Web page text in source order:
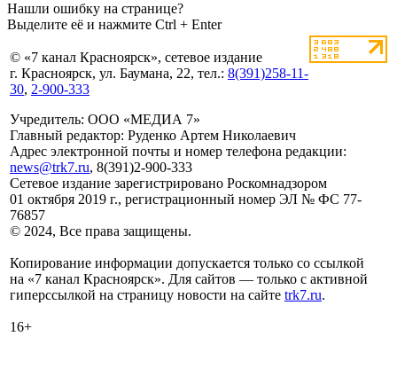
Нашли ошибку на странице?
Выделите её и нажмите Ctrl + Enter
© «7 канал Красноярск», сетевое издание
г. Красноярск, ул. Баумана, 22, тел.: 8(391)258-11-
30, 2-900-333
Учредитель: ООО «МЕДИА 7»
Главный редактор: Руденко Артем Николаевич
Адрес электронной почты и номер телефона редакции:
news@trk7.ru, 8(391)2-900-333
Сетевое издание зарегистрировано Роскомнадзором
01 октября 2019 г., регистрационный номер ЭЛ № ФС 77-
76857
© 2024, Все права защищены.
Копирование информации допускается только со ссылкой
на «7 канал Красноярск». Для сайтов — только с активной
гиперссылкой на страницу новости на сайте trk7.ru.
16+